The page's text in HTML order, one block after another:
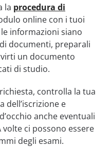
la procedura di
online con i tuoi
informazioni siano
documenti, preparali
un documento
di studio.
controlla la tua
dell’iscrizione e
anche eventuali
ci possono essere
degli esami.